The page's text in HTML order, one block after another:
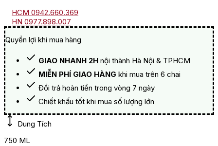
HCM 0942.660.369
HN 0977.898.007
Quyền lợi khi mua hàng
GIAO NHANH 2H nội thành Hà Nội & TPHCM
MIỄN PHÍ GIAO HÀNG khi mua trên 6 chai
Đổi trả hoàn tiền trong vòng 7 ngày
Chiết khấu tốt khi mua số lượng lớn
Dung Tích
750 ML